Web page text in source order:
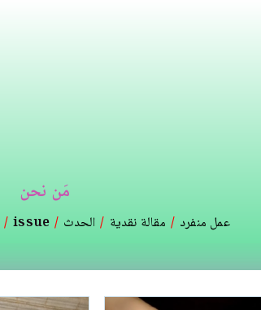
مَن نحن
issue الحدث مقالة نقدية عمل منفرد